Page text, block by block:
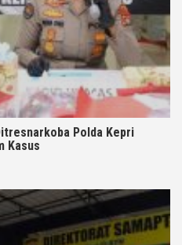
Polda Kepri
Kasus